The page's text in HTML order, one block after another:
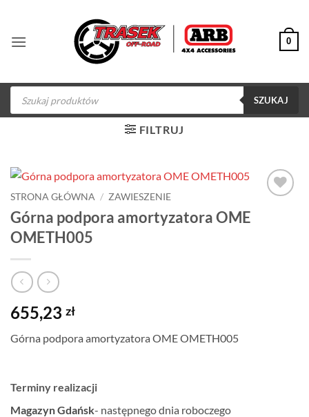
zawartości
0
Wyszukiwarka
produktów
SZUKAJ
FILTRUJ
Dodaj do
obserwowanych
STRONA GŁÓWNA / ZAWIESZENIE
Górna podpora amortyzatora OME
OMETH005
655,23 zł
Górna podpora amortyzatora OME OMETH005
Terminy realizacji
Magazyn Gdańsk- następnego dnia roboczego